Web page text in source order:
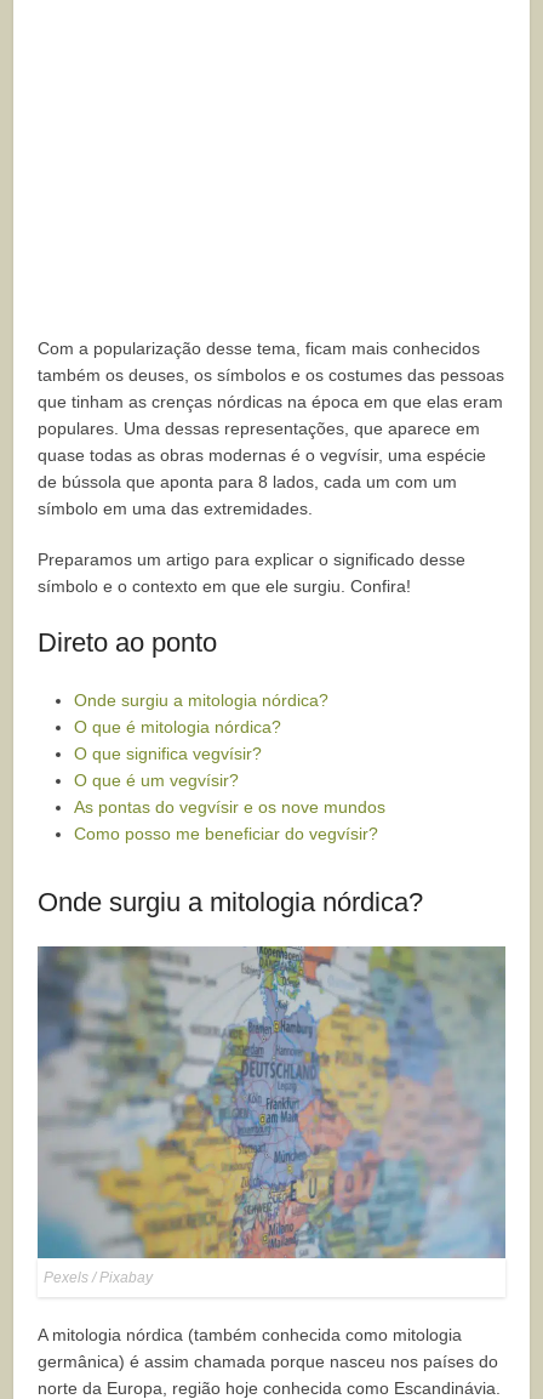
Com a popularização desse tema, ficam mais conhecidos
também os deuses, os símbolos e os costumes das pessoas
que tinham as crenças nórdicas na época em que elas eram
populares. Uma dessas representações, que aparece em
quase todas as obras modernas é o vegvísir, uma espécie
de bússola que aponta para 8 lados, cada um com um
símbolo em uma das extremidades.
Preparamos um artigo para explicar o significado desse
símbolo e o contexto em que ele surgiu. Confira!
Direto ao ponto
Onde surgiu a mitologia nórdica?
O que é mitologia nórdica?
O que significa vegvísir?
O que é um vegvísir?
As pontas do vegvísir e os nove mundos
Como posso me beneficiar do vegvísir?
Onde surgiu a mitologia nórdica?
Pexels / Pixabay
A mitologia nórdica (também conhecida como mitologia
germânica) é assim chamada porque nasceu nos países do
norte da Europa, região hoje conhecida como Escandinávia.